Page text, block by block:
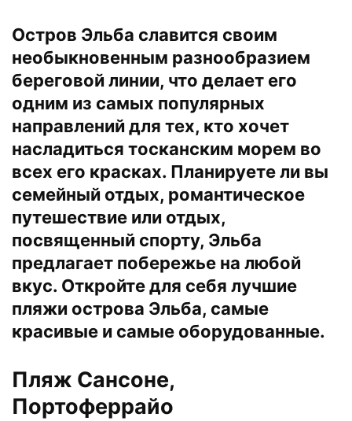
Остров Эльба славится своим
необыкновенным разнообразием
береговой линии, что делает его
одним из самых популярных
направлений для тех, кто хочет
насладиться тосканским морем во
всех его красках. Планируете ли вы
семейный отдых, романтическое
путешествие или отдых,
посвященный спорту, Эльба
предлагает побережье на любой
вкус. Откройте для себя лучшие
пляжи острова Эльба, самые
красивые и самые оборудованные.
Пляж Сансоне,
Портоферрайо